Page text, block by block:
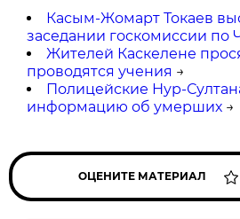
Касым-Жомарт Токаев
заседании госкомиссии по
Жителей Каскелене
проводятся учения →
Полицейские Нур-
информацию об умерших →
ОЦЕНИТЕ МАТЕРИАЛ